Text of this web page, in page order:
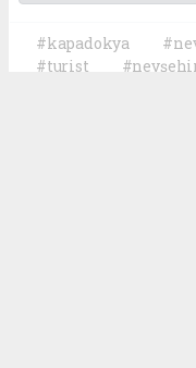
#kapadokya
#turist